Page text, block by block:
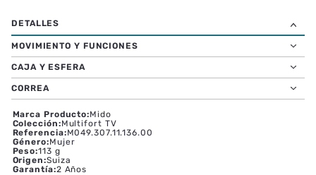
MOVIMIENTO Y FUNCIONES
CAJA Y ESFERA
CORREA
Marca Producto:Mido
Colección:Multifort TV
Referencia:M049.307.11.136.00
Género:Mujer
Peso:113 g
Origen:Suiza
Garantía:2 Años